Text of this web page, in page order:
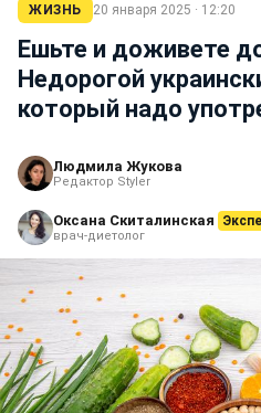
ЖИЗНЬ 20 января 2025 · 12:20
Ешьте и доживете
Недорогой
который надо
Людмила Жукова
Редактор Styler
Оксана Скиталинская
врач-диетолог